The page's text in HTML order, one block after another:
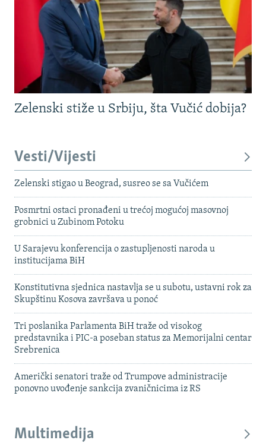
Zelenski stiže u Srbiju, šta Vučić dobija?
Vesti/Vijesti
Zelenski stigao u Beograd, susreo se sa Vučićem
Posmrtni ostaci pronađeni u trećoj mogućoj masovnoj
grobnici u Zubinom Potoku
U Sarajevu konferencija o zastupljenosti naroda u
institucijama BiH
Konstitutivna sjednica nastavlja se u subotu, ustavni rok za
Skupštinu Kosova završava u ponoć
Tri poslanika Parlamenta BiH traže od visokog
predstavnika i PIC-a poseban status za Memorijalni centar
Srebrenica
Američki senatori traže od Trumpove administracije
ponovno uvođenje sankcija zvaničnicima iz RS
Multimedija